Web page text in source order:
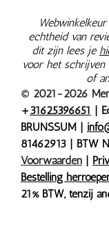
echtheid van
dit zijn lees je
voor het schrijven
of
© 2021-2026
+31625396651
|
BRUNSSUM |
81462913 | BTW
Voorwaarden
Bestelling
21% BTW, tenzij